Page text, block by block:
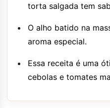
torta salgada tem
O alho batido na
aroma especial.
Essa receita é uma
cebolas e tomates